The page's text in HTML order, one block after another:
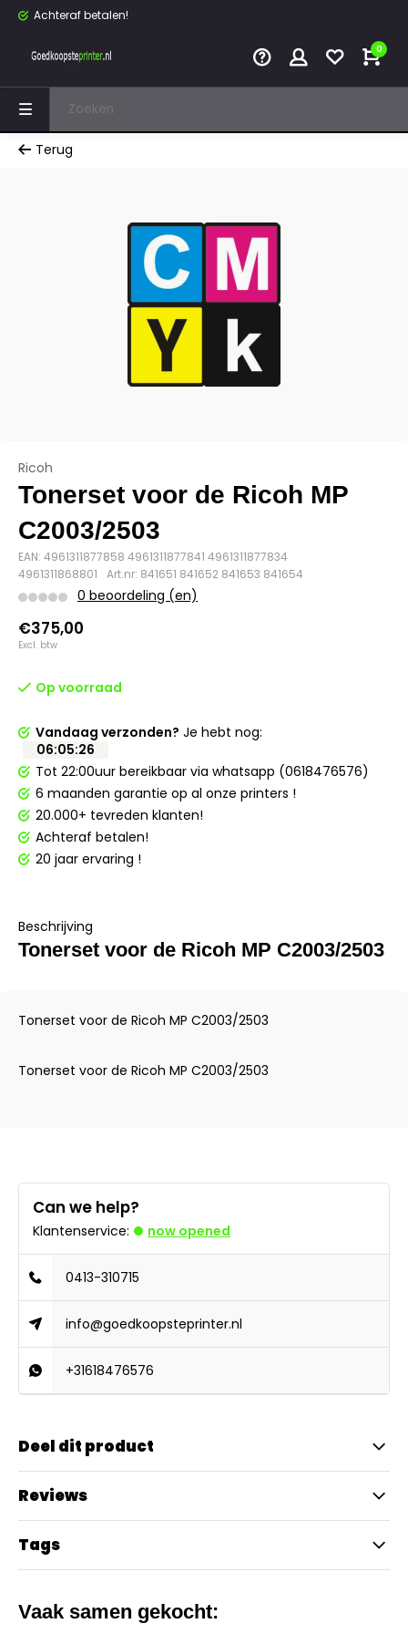
Achteraf betalen!
0
Terug
Ricoh
Tonerset voor de Ricoh MP
C2003/2503
EAN: 4961311877858 4961311877841 4961311877834
4961311868801
Art.nr: 841651 841652 841653 841654
0 beoordeling (en)
€375,00
Excl. btw
Op voorraad
Vandaag verzonden? Je hebt nog:
06:05:26
Tot 22:00uur bereikbaar via whatsapp (0618476576)
6 maanden garantie op al onze printers !
20.000+ tevreden klanten!
Achteraf betalen!
20 jaar ervaring !
Beschrijving
Tonerset voor de Ricoh MP C2003/2503
Tonerset voor de Ricoh MP C2003/2503
Tonerset voor de Ricoh MP C2003/2503
Can we help?
Klantenservice: now opened
0413-310715
info@goedkoopsteprinter.nl
+31618476576
Deel dit product
Reviews
Tags
Vaak samen gekocht: